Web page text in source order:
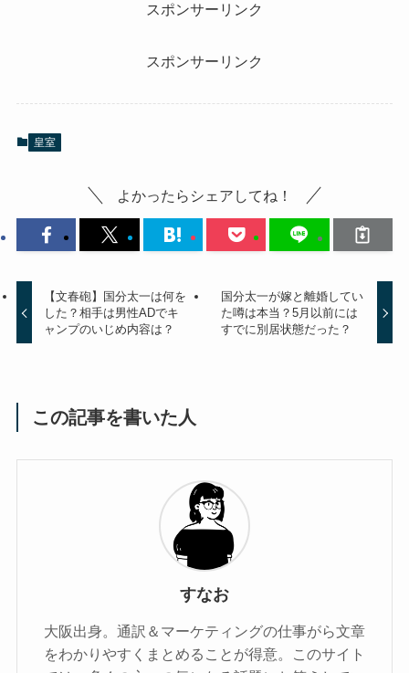
スポンサーリンク
スポンサーリンク
皇室
よかったらシェアしてね！
【文春砲】国分太一は何を
した？相手は男性ADでキ
ャンプのいじめ内容は？
国分太一が嫁と離婚してい
た噂は本当？5月以前には
すでに別居状態だった？
この記事を書いた人
すなお
大阪出身。通訳＆マーケティングの仕事がら文章
をわかりやすくまとめることが得意。このサイト